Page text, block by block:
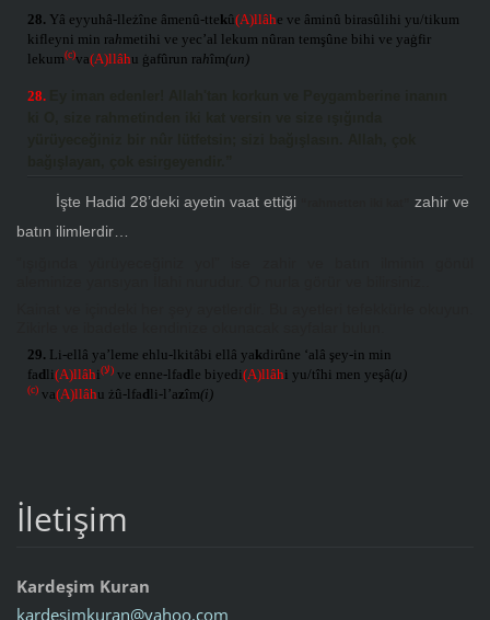
28. Yâ eyyuhâ-lleżîne âmenû-ttekû(A)llâhe ve âminû birasûlihi yu/tikum
kifleyni min rahmetihi ve yec’al lekum nûran temşûne bihi ve yaġfir
lekum(c)va(A)llâhu ġafûrun rahîm(un)
28.
İşte Hadid 28’deki ayetin vaat ettiği
zahir ve
batın ilimlerdir…
29. Li-ellâ ya’leme ehlu-lkitâbi ellâ yakdirûne ‘alâ şey-in min
fadli(A)llâhi (ﻻ)ve enne-lfadle biyedi(A)llâhi yu/tîhi men yeşâ(u)
(c)va(A)llâhu żû-lfadli-l’azîm(i)
İletişim
Kardeşim Kuran
kardesimkuran@yahoo.com